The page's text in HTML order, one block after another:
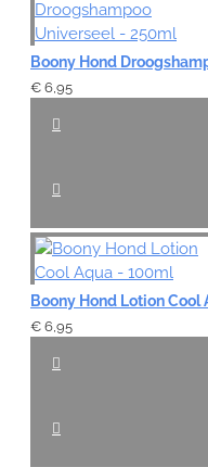
€ 6,95
€ 6,95